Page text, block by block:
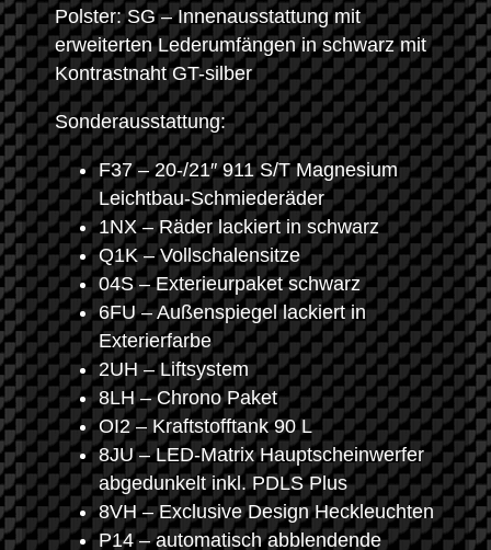
Polster: SG – Innenausstattung mit
erweiterten Lederumfängen in schwarz mit
Kontrastnaht GT-silber
Sonderausstattung:
F37 – 20-/21″ 911 S/T Magnesium
Leichtbau-Schmiederäder
1NX – Räder lackiert in schwarz
Q1K – Vollschalensitze
04S – Exterieurpaket schwarz
6FU – Außenspiegel lackiert in
Exterierfarbe
2UH – Liftsystem
8LH – Chrono Paket
OI2 – Kraftstofftank 90 L
8JU – LED-Matrix Hauptscheinwerfer
abgedunkelt inkl. PDLS Plus
8VH – Exclusive Design Heckleuchten
P14 – automatisch abblendende